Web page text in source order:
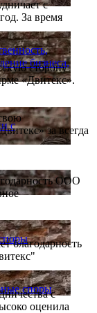
бизнеса,
с
споры
с
За время
сторону
«Двитекс».
за всегда
ООО
благодарность
с
оценила